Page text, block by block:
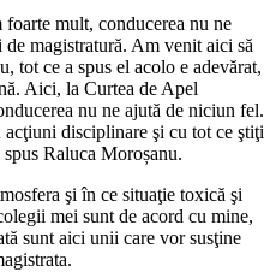
mult, conducerea nu ne
magistratură. Am venit aici să
tot ce a spus el acolo e adevărat,
Aici, la Curtea de Apel
nu ne ajută de niciun fel.
disciplinare şi cu tot ce ştiţi
Raluca Moroșanu.
şi în ce situaţie toxică şi
mei sunt de acord cu mine,
sunt aici unii care vor susţine